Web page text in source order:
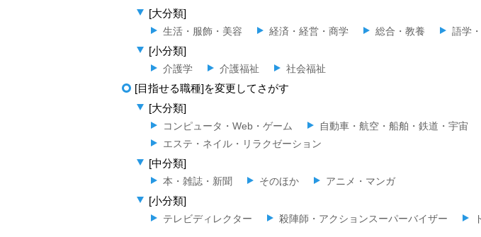
[大分類]
生活・服飾・美容 経済・経営・商学 総合・教養 語学
[小分類]
介護学 介護福祉 社会福祉
[目指せる職種]を変更してさがす
[大分類]
コンピュータ・Web・ゲーム 自動車・航空・船舶・鉄道・宇宙
エステ・ネイル・リラクゼーション
[中分類]
本・雑誌・新聞 そのほか アニメ・マンガ
[小分類]
テレビディレクター 殺陣師・アクションスーパーバイザー